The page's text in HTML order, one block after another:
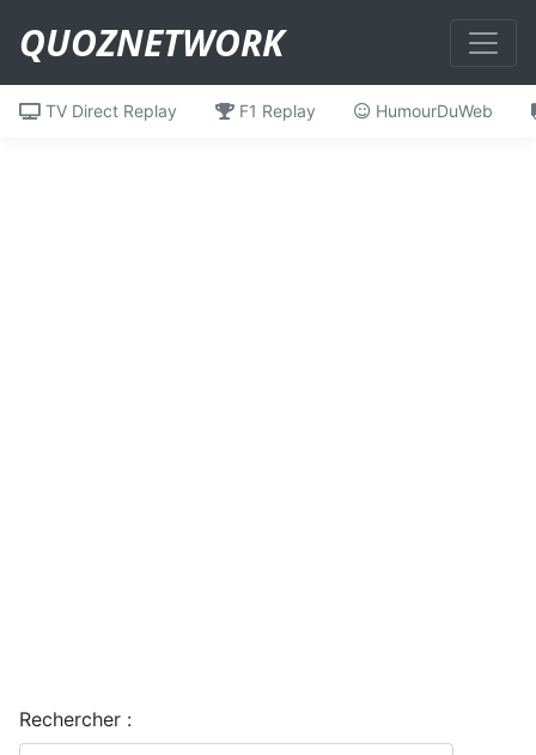
QUOZNETWORK
TV Direct Replay F1 Replay HumourDuWeb
Rechercher :